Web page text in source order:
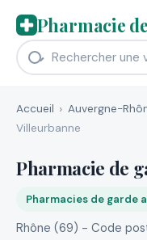
Pharmacie
Accueil Auvergne-
Villeurbanne
Pharmacie de
Pharmacies de garde
Rhône (69) - Code